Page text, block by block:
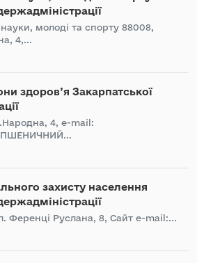
молоді та спорту 88008,
4,...
здоров’я Закарпатської
4, e-mail:
ПШЕНИЧНИЙ...
захисту населення
Ференці Руслана, 8, Сайт e-mail:...